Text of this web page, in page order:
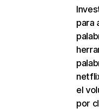
para
el
por